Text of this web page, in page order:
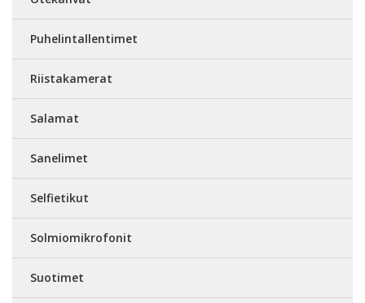
Puhelintallentimet
Riistakamerat
Salamat
Sanelimet
Selfietikut
Solmiomikrofonit
Suotimet